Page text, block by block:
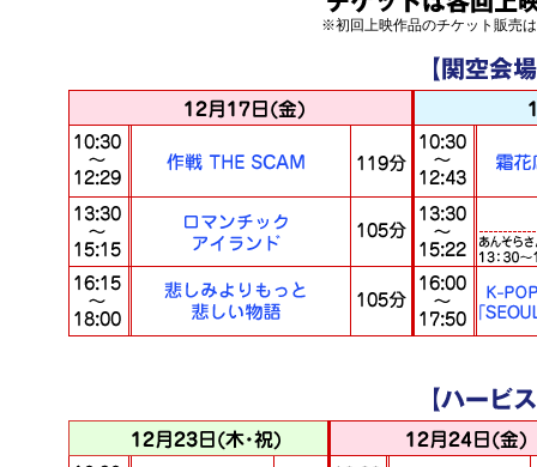
※初回上映作品のチケット販売